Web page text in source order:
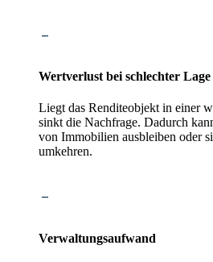
Wertverlust bei schlechter Lage
Liegt das Renditeobjekt in einer
sinkt die Nachfrage. Dadurch
von Immobilien ausbleiben oder
umkehren.
Verwaltungsaufwand